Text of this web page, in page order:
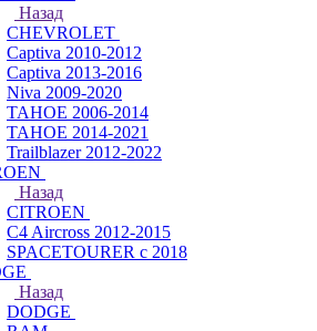
Назад
CHEVROLET
Captiva 2010-2012
Captiva 2013-2016
Niva 2009-2020
TAHOE 2006-2014
TAHOE 2014-2021
Trailblazer 2012-2022
Назад
CITROEN
C4 Aircross 2012-2015
SPACETOURER с 2018
Назад
DODGE